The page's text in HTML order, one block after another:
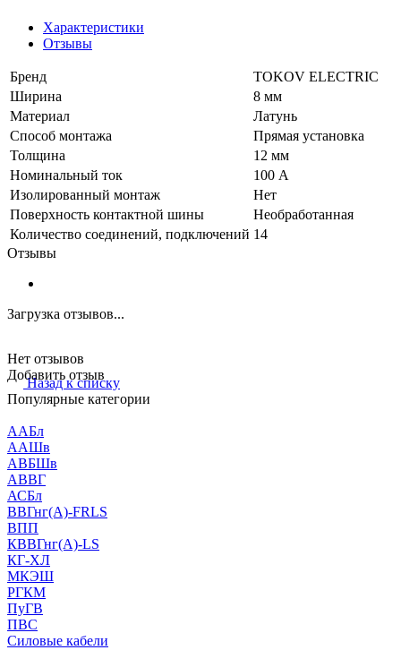
Характеристики
Отзывы
Бренд
TOKOV ELECTRIC
Ширина
8 мм
Материал
Латунь
Способ монтажа
Прямая установка
Толщина
12 мм
Номинальный ток
100 А
Изолированный монтаж
Нет
Поверхность контактной шины
Необработанная
Количество соединений, подключений 14
Отзывы
Загрузка отзывов...
Нет отзывов
Добавить отзыв
Назад к списку
Популярные категории
ААБл
ААШв
АВБШв
АВВГ
АСБл
ВВГнг(А)-FRLS
ВПП
КВВГнг(А)-LS
КГ-ХЛ
МКЭШ
РГКМ
ПуГВ
ПВС
Силовые кабели